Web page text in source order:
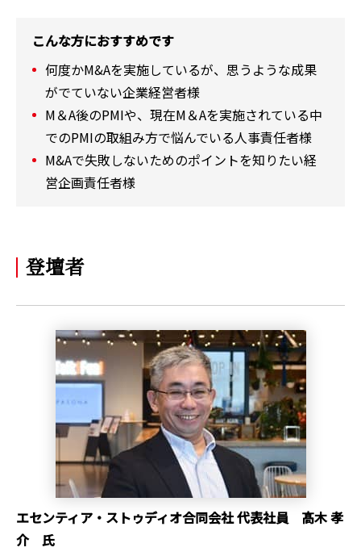
こんな方におすすめです
何度かM&Aを実施しているが、思うような成果
がでていない企業経営者様
M＆A後のPMIや、現在M＆Aを実施されている中
でのPMIの取組み方で悩んでいる人事責任者様
M&Aで失敗しないためのポイントを知りたい経
営企画責任者様
登壇者
エセンティア・ストゥディオ合同会社 代表社員 髙木 孝
介 氏